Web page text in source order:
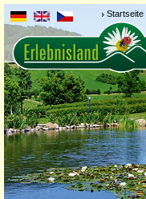
Startseite